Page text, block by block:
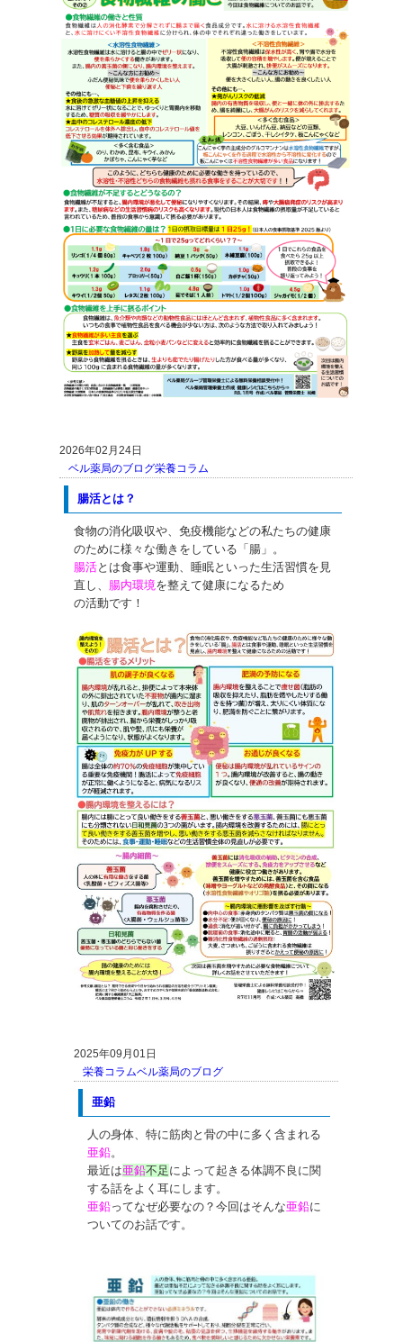
2026年02月24日
ベル薬局のブログ栄養コラム
腸活とは？
食物の消化吸収や、免疫機能などの私たちの健康
のために様々な働きをしている「腸」。
腸活とは食事や運動、睡眠といった生活習慣を見
直し、 腸内環境を整えて健康になるため
の活動です！
2025年09月01日
栄養コラムベル薬局のブログ
亜鉛
人の身体、特に筋肉と骨の中に多く含まれる
亜鉛。
最近は亜鉛不足 によって起きる体調不良に関
する話をよく耳にします。
亜鉛ってなぜ必要なの？今回はそんな亜鉛に
ついてのお話です。